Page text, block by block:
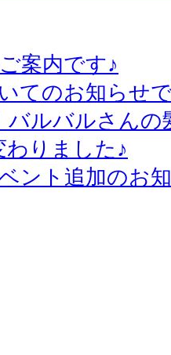
案内です♪
てのお知らせ
バルバルさん
りました♪
ント追加のお